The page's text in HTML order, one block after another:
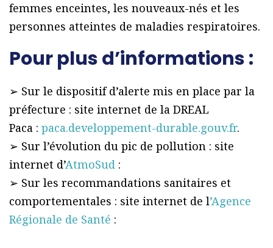
femmes enceintes, les nouveaux-nés et les
personnes atteintes de maladies respiratoires.
Pour plus d’informations :
➢ Sur le dispositif d’alerte mis en place par la
préfecture : site internet de la DREAL
Paca : paca.developpement-durable.gouv.fr.
➢ Sur l’évolution du pic de pollution : site
internet d’AtmoSud :
➢ Sur les recommandations sanitaires et
comportementales : site internet de l’Agence
Régionale de Santé :